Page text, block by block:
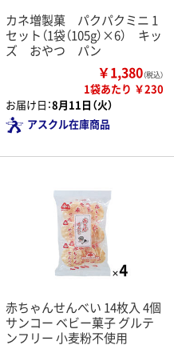
カネ増製菓 パクパクミニ 1
セット（1袋（105g）×6） キッ
ズ おやつ パン
￥1,380（税込）
1袋あたり ￥230
お届け日：8月11日（火）
アスクル在庫商品
赤ちゃんせんべい 14枚入 4個
サンコー ベビー菓子 グルテ
ンフリー 小麦粉不使用